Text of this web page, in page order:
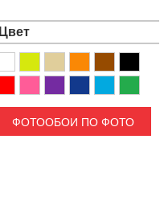
Цвет
ФОТООБОИ ПО ФОТО